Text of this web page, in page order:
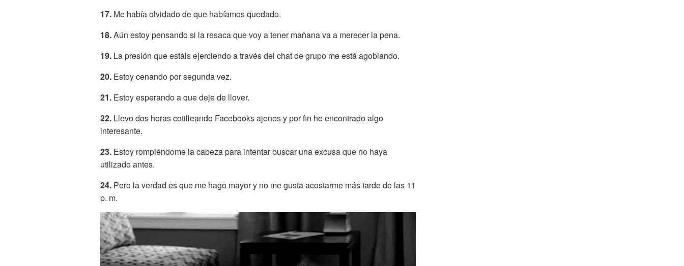
17. Me había olvidado de que habíamos quedado.
18.Aún estoy pensando si la resaca que voy a tener mañana va a merecer la pena.
19. La presión que estáis ejerciendo a través del chat de grupo me está agobiando.
20. Estoy cenando por segunda vez.
21. Estoy esperando a que deje de llover.
22. Llevo dos horas cotilleando Facebooks ajenos y por fin he encontrado algo
interesante.
23. Estoy rompiéndome la cabeza para intentar buscar una excusa que no haya
utilizado antes.
24. Pero la verdad es que me hago mayor y no me gusta acostarme más tarde de las 11
p. m.